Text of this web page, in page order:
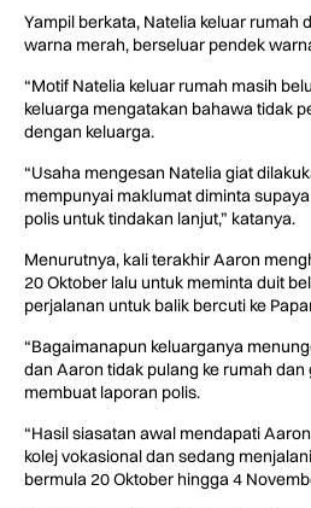
Yampil berkata, Natelia keluar rumah
warna merah, berseluar pendek
“Motif Natelia keluar rumah masih
keluarga mengatakan bahawa tidak
dengan keluarga.
“Usaha mengesan Natelia giat
mempunyai maklumat diminta
polis untuk tindakan lanjut,” katanya.
Menurutnya, kali terakhir Aaron
20 Oktober lalu untuk meminta duit
perjalanan untuk balik bercuti ke
“Bagaimanapun keluarganya
dan Aaron tidak pulang ke rumah
membuat laporan polis.
“Hasil siasatan awal mendapati
kolej vokasional dan sedang
bermula 20 Oktober hingga 4